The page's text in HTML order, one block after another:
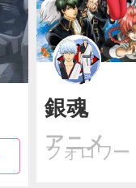
銀魂
アニメ
フォロワー